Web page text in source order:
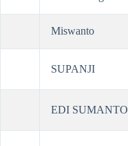
Miswanto
SUPANJI
EDI SUMANTO